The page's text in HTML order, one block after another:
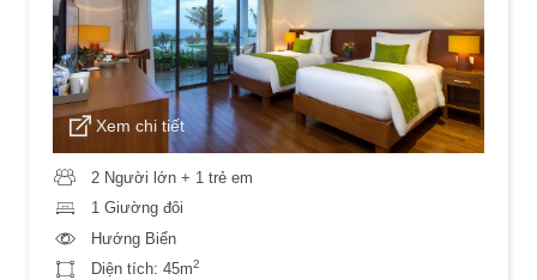
Xem chi tiết
2 Người lớn + 1 trẻ em
1 Giường đôi
Hướng Biển
Diện tích: 45m2